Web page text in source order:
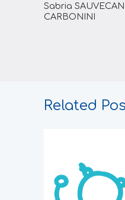
Sabria
CARBONINI
Related